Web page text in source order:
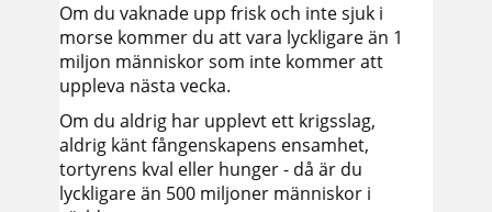
Om du vaknade upp frisk och inte sjuk i
morse kommer du att vara lyckligare än 1
miljon människor som inte kommer att
uppleva nästa vecka.
Om du aldrig har upplevt ett krigsslag,
aldrig känt fångenskapens ensamhet,
tortyrens kval eller hunger - då är du
lyckligare än 500 miljoner människor i